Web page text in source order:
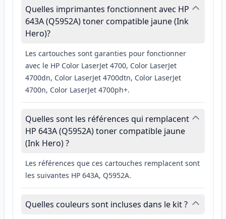
Quelles imprimantes fonctionnent avec HP
643A (Q5952A) toner compatible jaune (Ink
Hero)?
Les cartouches sont garanties pour fonctionner
avec le HP Color LaserJet 4700, Color LaserJet
4700dn, Color LaserJet 4700dtn, Color LaserJet
4700n, Color LaserJet 4700ph+.
Quelles sont les références qui remplacent
HP 643A (Q5952A) toner compatible jaune
(Ink Hero) ?
Les références que ces cartouches remplacent sont
les suivantes HP 643A, Q5952A.
Quelles couleurs sont incluses dans le kit ?